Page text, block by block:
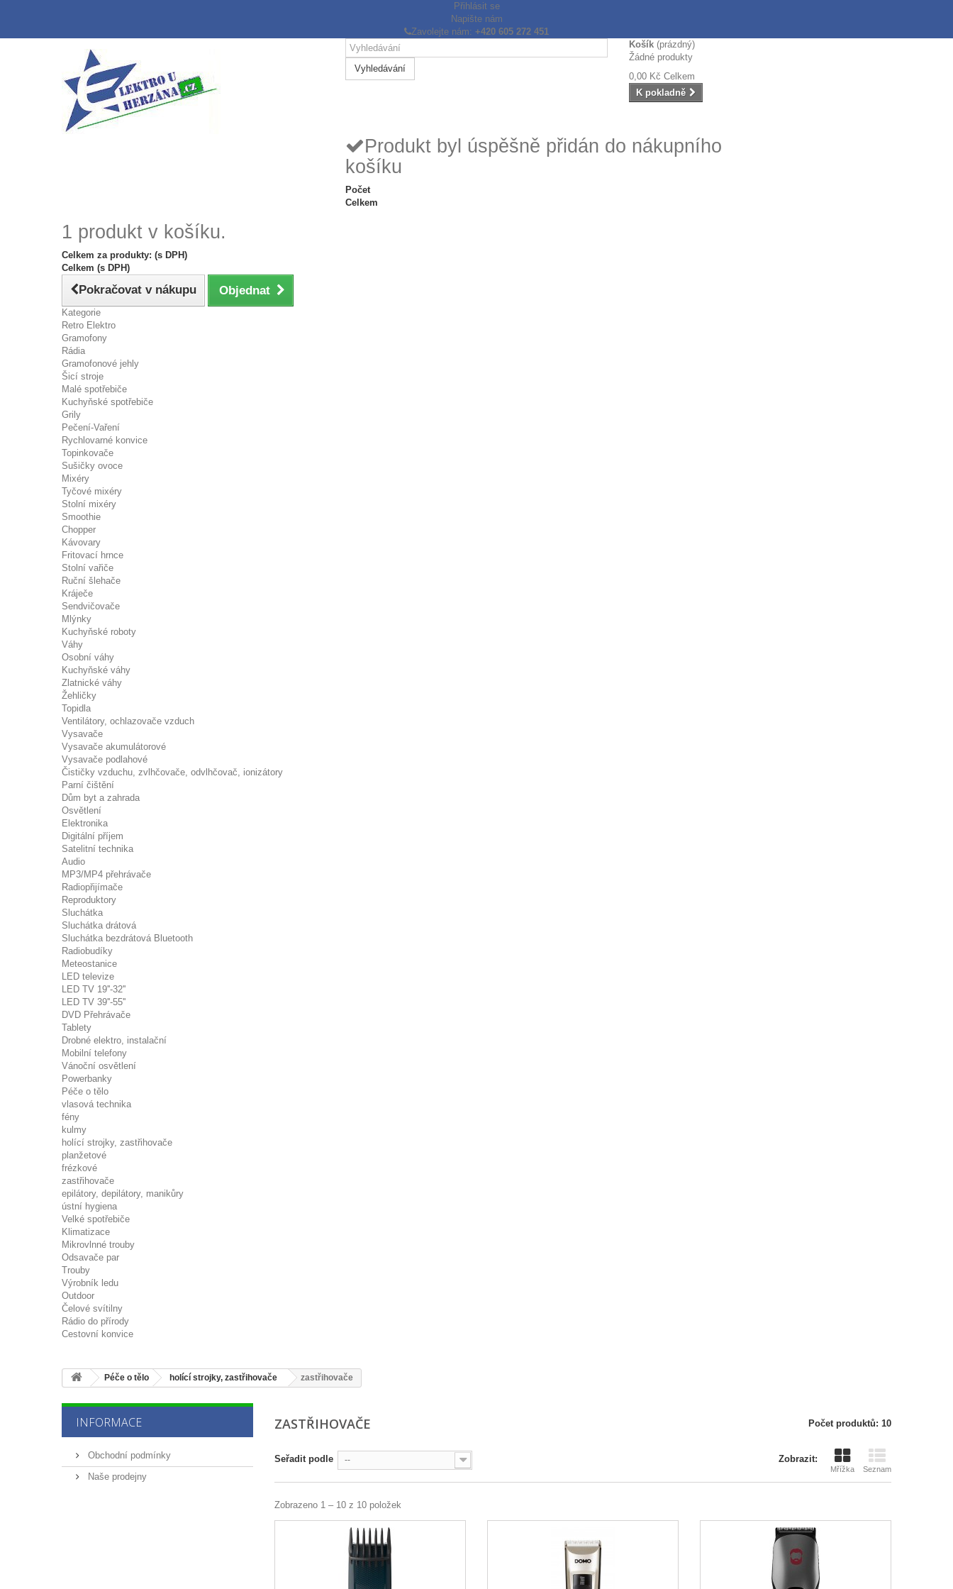
Přihlásit se
Napište nám
Zavolejte nám: +420 605 272 451
Vyhledávání
Košík (prázdný)
Žádné produkty
0,00 Kč Celkem
K pokladně
Produkt byl úspěšně přidán do nákupního
košíku
Počet
Celkem
1 produkt v košíku.
Celkem za produkty: (s DPH)
Celkem (s DPH)
Pokračovat v nákupu Objednat
Kategorie
Retro Elektro
Gramofony
Rádia
Gramofonové jehly
Šicí stroje
Malé spotřebiče
Kuchyňské spotřebiče
Grily
Pečení-Vaření
Rychlovarné konvice
Topinkovače
Sušičky ovoce
Mixéry
Tyčové mixéry
Stolní mixéry
Smoothie
Chopper
Kávovary
Fritovací hrnce
Stolní vařiče
Ruční šlehače
Kráječe
Sendvičovače
Mlýnky
Kuchyňské roboty
Váhy
Osobní váhy
Kuchyňské váhy
Zlatnické váhy
Žehličky
Topidla
Ventilátory, ochlazovače vzduch
Vysavače
Vysavače akumulátorové
Vysavače podlahové
Čističky vzduchu, zvlhčovače, odvlhčovač, ionizátory
Parní čištění
Dům byt a zahrada
Osvětlení
Elektronika
Digitální příjem
Satelitní technika
Audio
MP3/MP4 přehrávače
Radiopřijímače
Reproduktory
Sluchátka
Sluchátka drátová
Sluchátka bezdrátová Bluetooth
Radiobudíky
Meteostanice
LED televize
LED TV 19''-32''
LED TV 39''-55''
DVD Přehrávače
Tablety
Drobné elektro, instalační
Mobilní telefony
Vánoční osvětlení
Powerbanky
Péče o tělo
vlasová technika
fény
kulmy
holící strojky, zastřihovače
planžetové
frézkové
zastřihovače
epilátory, depilátory, manikůry
ústní hygiena
Velké spotřebiče
Klimatizace
Mikrovlnné trouby
Odsavače par
Trouby
Výrobník ledu
Outdoor
Čelové svítilny
Rádio do přírody
Cestovní konvice
Péče o tělo holící strojky, zastřihovače zastřihovače
INFORMACE
Obchodní podmínky
Naše prodejny
ZASTŘIHOVAČE Počet produktů: 10
Zobrazit:
Mřížka Seznam
Seřadit podle --
Zobrazeno 1 – 10 z 10 položek